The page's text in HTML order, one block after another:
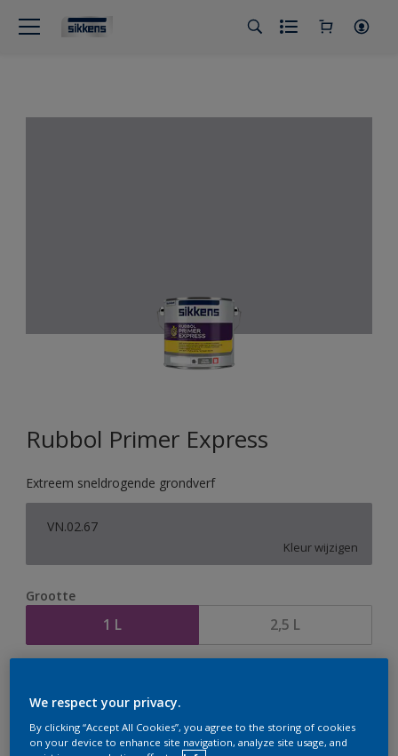
Rubbol Primer Express
Extreem sneldrogende grondverf
VN.02.67
Kleur wijzigen
Grootte
1 L 2,5 L
We respect your privacy.
By clicking “Accept All Cookies”, you agree to the storing of cookies
on your device to enhance site navigation, analyze site usage, and